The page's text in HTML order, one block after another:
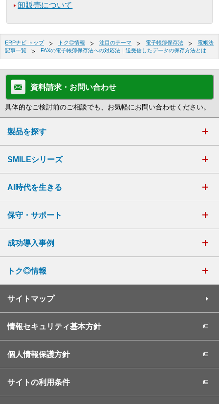
卸販売について
ERPナビ トップ トク◎情報 注目のテーマ 電子帳簿保存法
電帳法
記事一覧
FAXの電子帳簿保存法への対応法｜送受信したデータの保存方法とは
資料請求・お問い合わせ
具体的なご検討前のご相談でも、お気軽にお問い合わせください。
製品を探す
SMILEシリーズ
AI時代を生きる
保守・サポート
成功導入事例
トク◎情報
サイトマップ
情報セキュリティ基本方針
個人情報保護方針
サイトの利用条件